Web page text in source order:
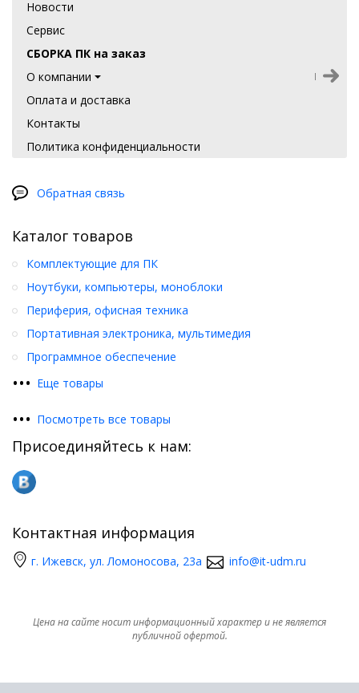
Новости
Сервис
СБОРКА ПК на заказ
О компании
Оплата и доставка
Контакты
Политика конфиденциальности
Обратная связь
Каталог товаров
••• Еще товары
Комплектующие для ПК
Ноутбуки, компьютеры, моноблоки
Периферия, офисная техника
Портативная электроника, мультимедия
Программное обеспечение
••• Посмотреть все товары
Присоединяйтесь к нам:
Контактная информация
г. Ижевск, ул. Ломоносова, 23а info@it-udm.ru
Цена на сайте носит информационный характер и не является
публичной офертой.